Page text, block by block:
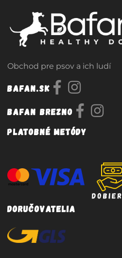
Obchod pre psov a ich ludí
Bafan.sk
Bafan Brezno
Platobné metódy
Doručovatelia